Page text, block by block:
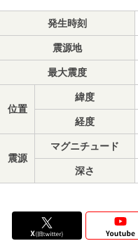
発生時刻
震源地
最大震度
位置
緯度
経度
震源
マグニチュード
深さ